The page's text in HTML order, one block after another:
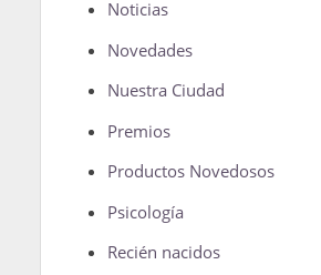
Noticias
Novedades
Nuestra Ciudad
Premios
Productos Novedosos
Psicología
Recién nacidos